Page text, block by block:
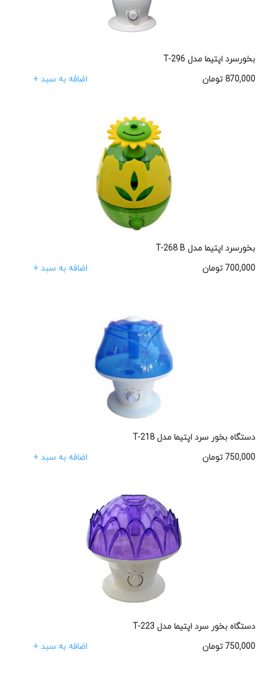
بخورسرد اپتیما مدل T-296
870,000 تومان اضافه به سبد +
بخورسرد اپتیما مدل T-268 B
700,000 تومان اضافه به سبد +
دستگاه بخور سرد اپتیما مدل T-218
750,000 تومان اضافه به سبد +
دستگاه بخور سرد اپتیما مدل T-223
750,000 تومان اضافه به سبد +